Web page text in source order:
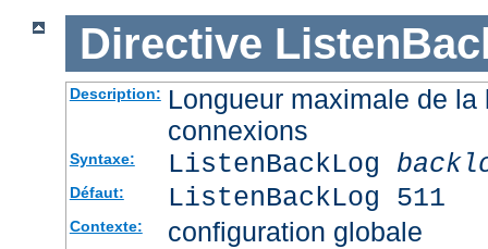
Directive
Description: Longueur maximale de
connexions
Syntaxe: ListenBackLog
Défaut: ListenBackLog 511
Contexte: configuration globale